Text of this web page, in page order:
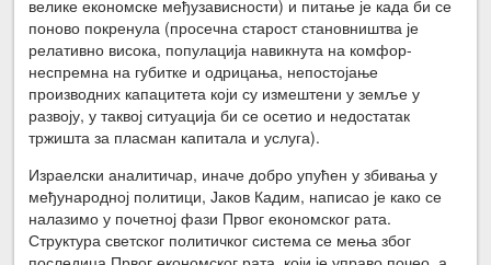
велике економске међузависности) и питање је када би се
поново покренула (просечна старост становништва је
релативно висока, популација навикнута на комфор-
неспремна на губитке и одрицања, непостојање
производних капацитета који су измештени у земље у
развоју, у таквој ситуација би се осетио и недостатак
тржишта за пласман капитала и услуга).
Израелски аналитичар, иначе добро упућен у збивања у
међународној политици, Јаков Кадим, написао је како се
налазимо у почетној фази Првог економског рата.
Структура светског политичког система се мења због